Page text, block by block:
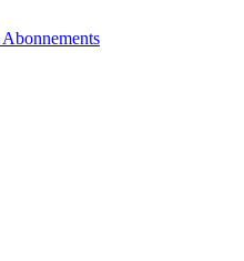
Abonnements